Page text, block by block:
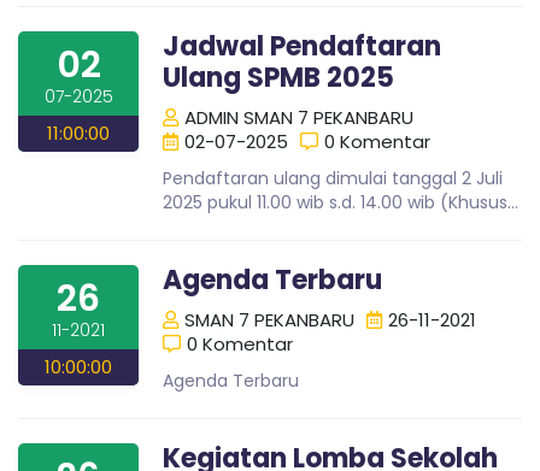
A
N
B
A
U
02
07-2025
11:00:00
Jadwal Pendaftaran
Ulang SPMB 2025
ADMIN SMAN 7 PEKANBARU
02-07-2025
0 Komentar
Pendaftaran ulang dimulai tanggal 2 Juli
2025 pukul 11.00 wib s.d. 14.00 wib (Khusus
26
11-2021
10:00:00
Agenda Terbaru
SMAN 7 PEKANBARU
26-11-2021
0 Komentar
Agenda Terbaru
Kegiatan Lomba Sekolah